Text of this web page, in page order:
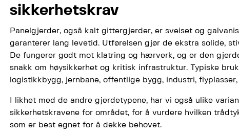
sikkerhetskrav
Panelgjerder, også kalt gittergjerder, er sveiset og
garanterer lang levetid. Utførelsen gjør de ekstra solide,
De fungerer godt mot klatring og hærverk, og er den
snakk om høysikkerhet og kritisk infrastruktur. Typiske
logistikkbygg, jernbane, offentlige bygg, industri,
I likhet med de andre gjerdetypene, har vi også ulike
sikkerhetskravene for området, for å vurdere hvilken
som er best egnet for å dekke behovet.